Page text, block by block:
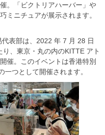
。「ビクトリアハーバー」や
ミニチュアが展示されます。
表部は、2022 年 7 月 28 日
、東京・丸の内のKITTE アト
催。このイベントは香港特別
つとして開催されます。